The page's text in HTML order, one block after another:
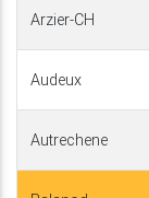
Arzier-CH
Audeux
Autrechene